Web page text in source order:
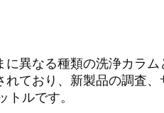
異なる種類の洗浄カラ
ており、新製品の調査
ルです。